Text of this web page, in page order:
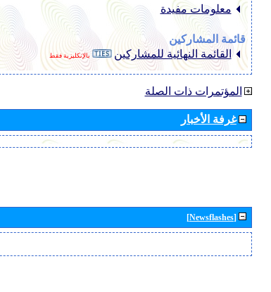
معلومات مفيدة
قائمة المشاركين
القائمة النهائية للمشاركين
بالإنكليزية فقط
المؤتمرات ذات الصلة
غرفة الأخبار
[Newsflashes]